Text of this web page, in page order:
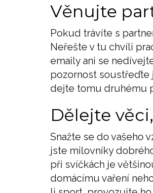
Věnujte
Pokud trávíte s
Neřešte v tu chvíli
emaily ani se
pozornost soustřeďte
dejte tomu druhému
Dělejte
Snažte se do vašeho
jste milovníky
při svíčkách je
domácímu vaření